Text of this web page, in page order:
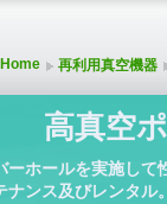
Home 再利用真空機器
高真空
ーホールを実施して
ナンス及びレンタル